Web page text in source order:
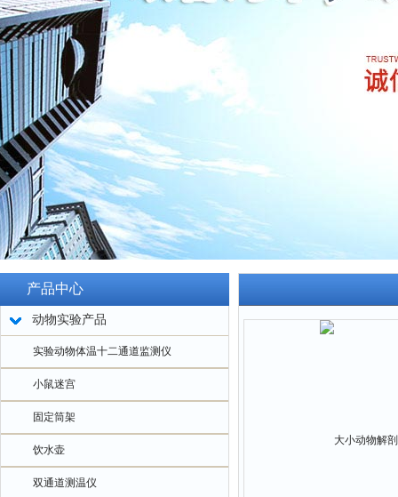
产品中心
动物实验产品
实验动物体温十二通道监测仪
小鼠迷宫
固定筒架
饮水壶
双通道测温仪